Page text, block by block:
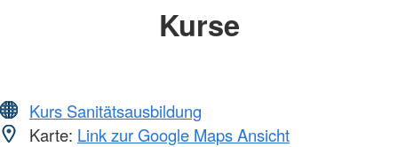
Kurse
Kurs Sanitätsausbildung
Karte: Link zur Google Maps Ansicht